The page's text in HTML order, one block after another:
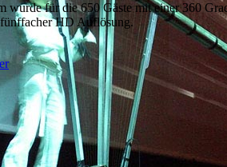
für die 650 Gäste mit einer 360
HD Auflösung.